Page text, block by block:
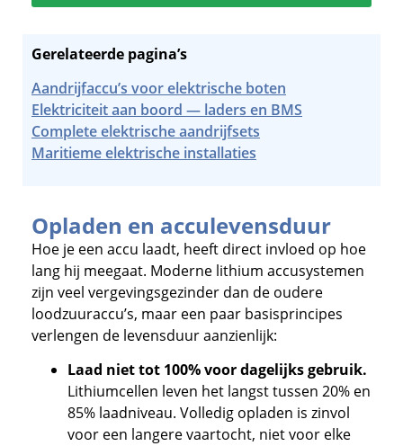
Gerelateerde pagina’s
Aandrijfaccu’s voor elektrische boten
Elektriciteit aan boord — laders en BMS
Complete elektrische aandrijfsets
Maritieme elektrische installaties
Opladen en acculevensduur
Hoe je een accu laadt, heeft direct invloed op hoe
lang hij meegaat. Moderne lithium accusystemen
zijn veel vergevingsgezinder dan de oudere
loodzuuraccu’s, maar een paar basisprincipes
verlengen de levensduur aanzienlijk:
Laad niet tot 100% voor dagelijks gebruik.
Lithiumcellen leven het langst tussen 20% en
85% laadniveau. Volledig opladen is zinvol
voor een langere vaartocht, niet voor elke